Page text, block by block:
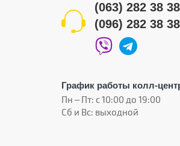
(063) 282 38 38
(096) 282 38 38
График работы колл-
Пн – Пт: с 10:00 до 19:00
Сб и Вс: выходной